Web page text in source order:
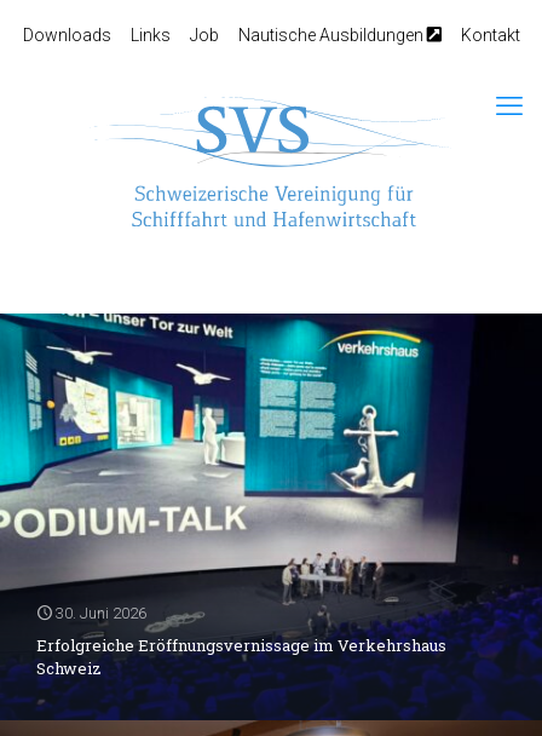
Downloads Links Job Nautische Ausbildungen Kontakt
30. Juni 2026
Erfolgreiche Eröffnungsvernissage im Verkehrshaus
Schweiz